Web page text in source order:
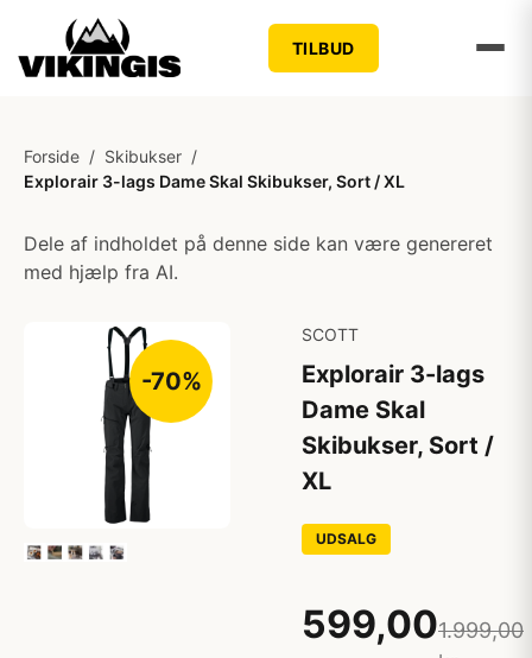
TILBUD
Forside / Skibukser /
Explorair 3-lags Dame Skal Skibukser, Sort / XL
Dele af indholdet på denne side kan være genereret
med hjælp fra AI.
-70%
SCOTT
Explorair 3-lags
Dame Skal
Skibukser, Sort /
XL
UDSALG
599,001.999,00